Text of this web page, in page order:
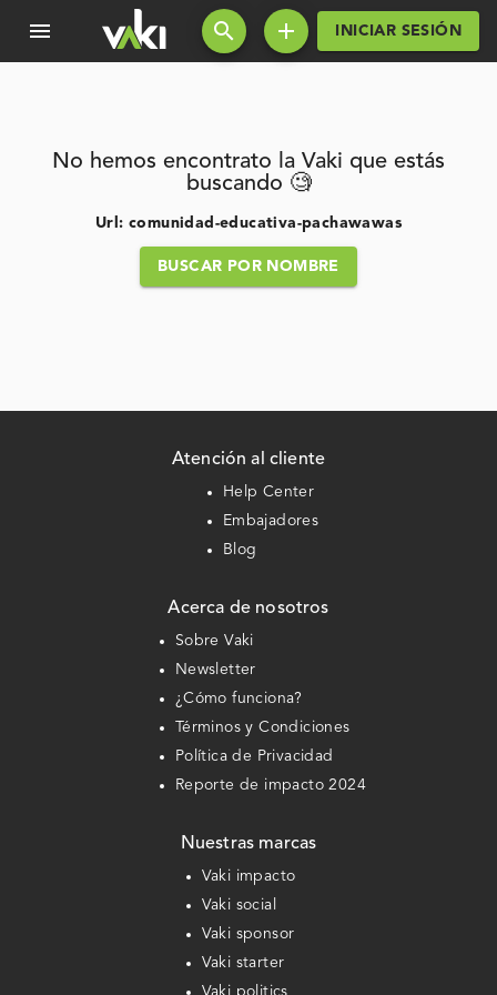
menu search add INICIAR SESIÓN
No hemos encontrato la Vaki que estás
buscando 🧐
Url: comunidad-educativa-pachawawas
BUSCAR POR NOMBRE
Atención al cliente
Help Center
Embajadores
Blog
Acerca de nosotros
Sobre Vaki
Newsletter
¿Cómo funciona?
Términos y Condiciones
Política de Privacidad
Reporte de impacto 2024
Nuestras marcas
Vaki impacto
Vaki social
Vaki sponsor
Vaki starter
Vaki politics